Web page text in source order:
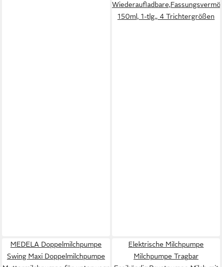
150ml, 1-tlg., 4 Trichtergrößen
MEDELA Doppelmilchpumpe
Swing Maxi Doppelmilchpumpe
Elektrische Milchpumpe
Milchpumpe Tragbar